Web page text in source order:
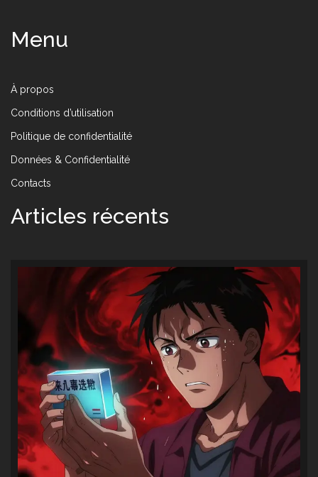
Menu
À propos
Conditions d’utilisation
Politique de confidentialité
Données & Confidentialité
Contacts
Articles récents